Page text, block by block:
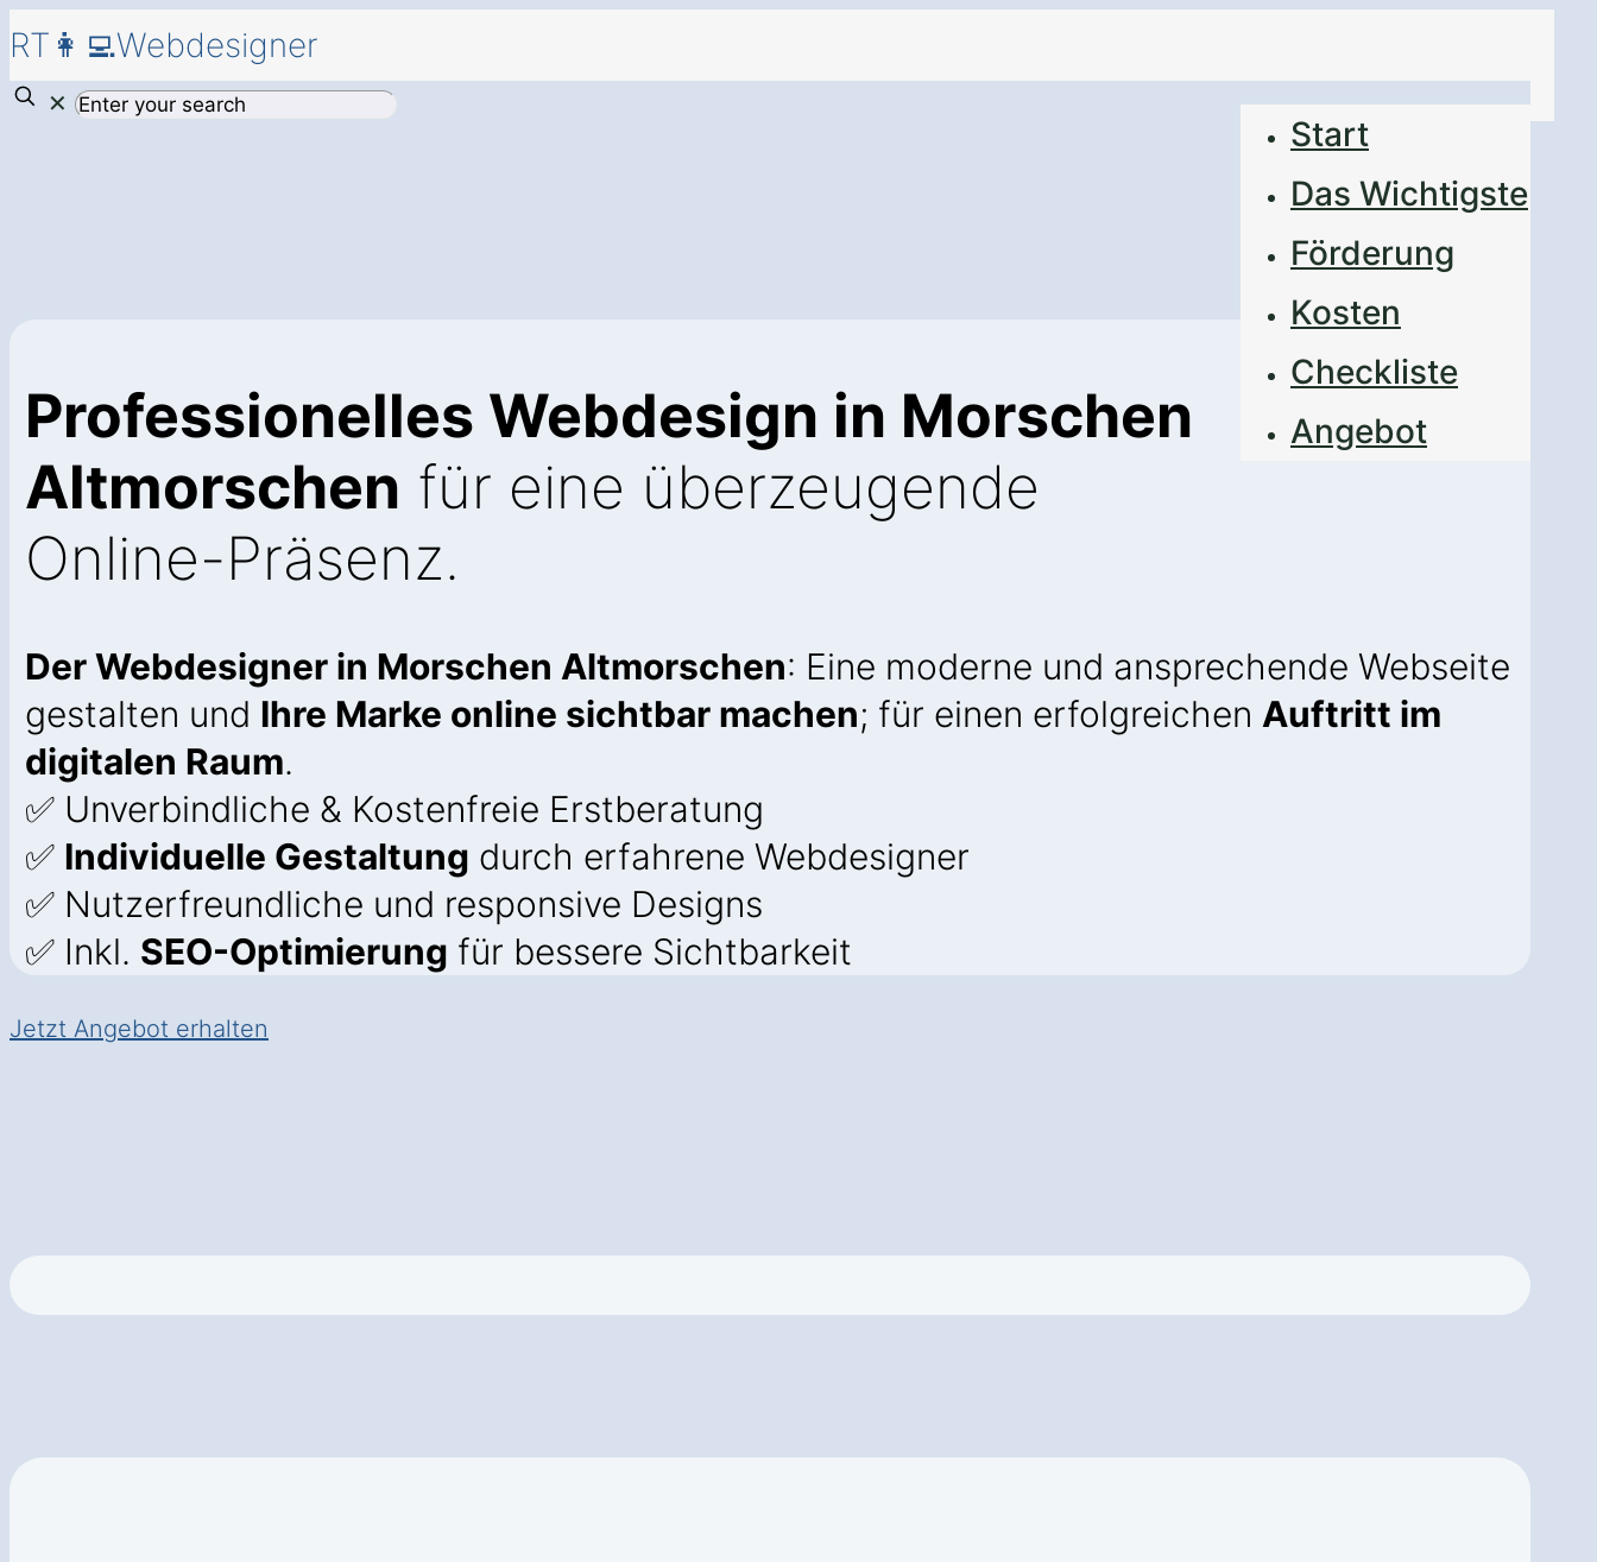
RT👩‍💻Webdesigner
Start
Das Wichtigste
Förderung
Kosten
Checkliste
Angebot
✕
Professionelles Webdesign in Morschen
Altmorschen für eine überzeugende
Online-Präsenz.
Der Webdesigner in Morschen Altmorschen: Eine moderne und ansprechende Webseite
gestalten und Ihre Marke online sichtbar machen; für einen erfolgreichen Auftritt im
digitalen Raum.
✅ Unverbindliche & Kostenfreie Erstberatung
✅ Individuelle Gestaltung durch erfahrene Webdesigner
✅ Nutzerfreundliche und responsive Designs
✅ Inkl. SEO-Optimierung für bessere Sichtbarkeit
Jetzt Angebot erhalten